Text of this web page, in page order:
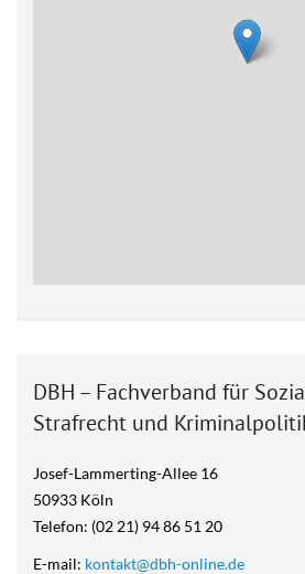
DBH – Fachverband für
Strafrecht und
Josef-Lammerting-Allee 16
50933 Köln
Telefon: (02 21) 94 86 51 20
E-mail: kontakt@dbh-online.de